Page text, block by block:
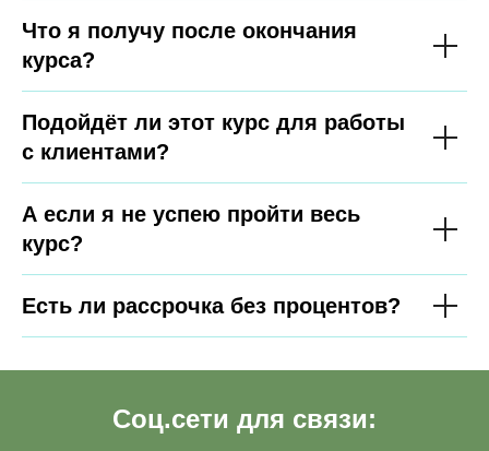
Что я получу после окончания
курса?
Подойдёт ли этот курс для работы
с клиентами?
А если я не успею пройти весь
курс?
Есть ли рассрочка без процентов?
Соц.сети для связи: